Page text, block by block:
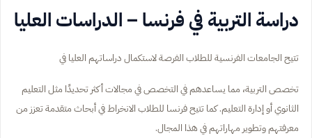
دراسة التربية في فرنسا – الدراسات العليا
تتيح الجامعات الفرنسية للطلاب الفرصة لاستكمال دراساتهم العليا في
تخصص التربية، مما يساعدهم في التخصص في مجالات أكثر تحديدًا مثل التعليم
الثانوي أو إدارة التعليم. كما تتيح فرنسا للطلاب الانخراط في أبحاث متقدمة تعزز من
معرفتهم وتطوير مهاراتهم في هذا المجال.